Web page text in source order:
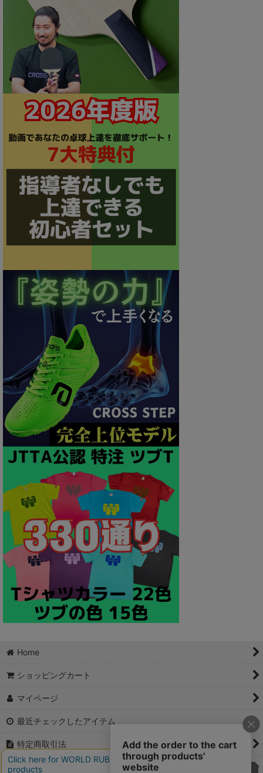
Home
ショッピングカート
マイページ
最近チェックしたアイテム
特定商取引法
ご利用案内